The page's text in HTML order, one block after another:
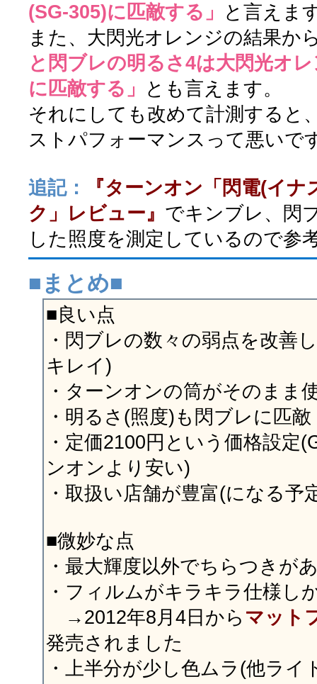
(SG-305)に匹敵する」
と言えま
また、大閃光オレンジの結果か
と閃ブレの明るさ4は大閃光オ
に匹敵する」
とも言えます。
それにしても改めて計測すると
ストパフォーマンスって悪い
追記：
『ターンオン「閃電(イ
ク」レビュー』 でキンブレ、閃
した照度を測定しているので参
■まとめ■
■良い点
・閃ブレの数々の弱点を改善
キレイ)
・ターンオンの筒がそのまま
・明るさ(照度)も閃ブレに匹敵
・定価2100円という価格設定
ンオンより安い)
・取扱い店舗が豊富(になる予
■微妙な点
・最大輝度以外でちらつきが
・フィルムがキラキラ仕様し
→2012年8月4日から マット
発売されました
・上半分が少し色ムラ(他ライ